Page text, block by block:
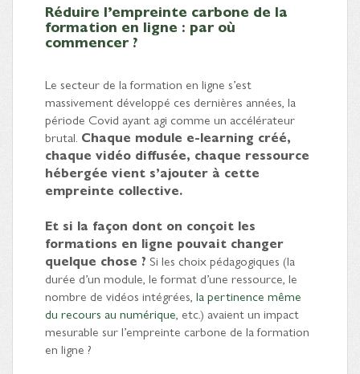
Réduire l’empreinte carbone de la
formation en ligne : par où
commencer ?
Le secteur de la formation en ligne s’est
massivement développé ces dernières années, la
période Covid ayant agi comme un accélérateur
brutal. Chaque module e-learning créé,
chaque vidéo diffusée, chaque ressource
hébergée vient s’ajouter à cette
empreinte collective.
Et si la façon dont on conçoit les
formations en ligne pouvait changer
quelque chose ? Si les choix pédagogiques (la
durée d’un module, le format d’une ressource, le
nombre de vidéos intégrées, la pertinence même
du recours au numérique, etc.) avaient un impact
mesurable sur l’empreinte carbone de la formation
en ligne ?